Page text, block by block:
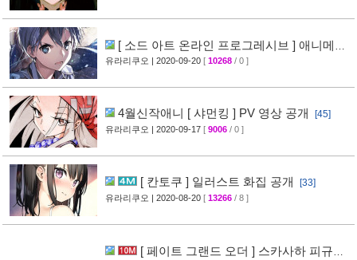
[ 소드 아트 온라인 프로그레시브 ] 애니메이
션화 결정
[54]
유라리쿠오 | 2020-09-20 [ 10268 / 0 ]
4월신작애니 [ 샤먼킹 ] PV 영상 공개 [45]
유라리쿠오 | 2020-09-17 [ 9006 / 0 ]
[ 칸토쿠 ] 일러스트 화집 공개 [33]
유라리쿠오 | 2020-08-20 [ 13266 / 8 ]
[ 페이트 그랜드 오더 ] 스카사하 피규어